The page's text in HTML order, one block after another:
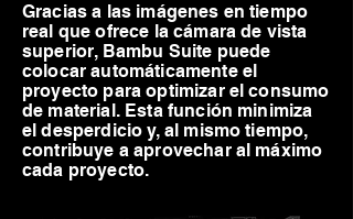
Gracias a las imágenes en tiempo
real que ofrece la cámara de vista
superior, Bambu Suite puede
colocar automáticamente el
proyecto para optimizar el consumo
de material. Esta función minimiza
el desperdicio y, al mismo tiempo,
contribuye a aprovechar al máximo
cada proyecto.